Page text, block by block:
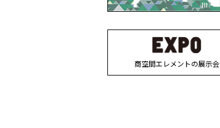
商空間エレメントの展示会